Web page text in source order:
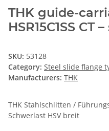
THK guide-
HSR15C1SS CT
SKU: 53128
Category: Steel slide flange
Manufacturers: THK
THK Stahlschlitten /
Schwerlast HSV breit